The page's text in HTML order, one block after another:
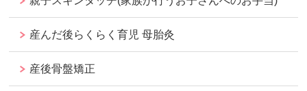
産んだ後らくらく育児 母胎灸
産後骨盤矯正